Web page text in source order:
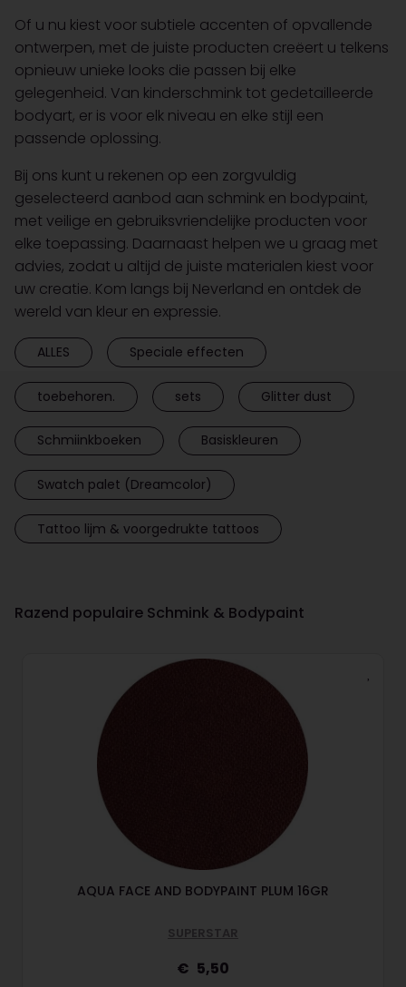
Of u nu kiest voor subtiele accenten of opvallende
ontwerpen, met de juiste producten creëert u telkens
opnieuw unieke looks die passen bij elke
gelegenheid. Van kinderschmink tot gedetailleerde
bodyart, er is voor elk niveau en elke stijl een
passende oplossing.
Bij ons kunt u rekenen op een zorgvuldig
geselecteerd aanbod aan schmink en bodypaint,
met veilige en gebruiksvriendelijke producten voor
elke toepassing. Daarnaast helpen we u graag met
advies, zodat u altijd de juiste materialen kiest voor
uw creatie. Kom langs bij Neverland en ontdek de
wereld van kleur en expressie.
ALLES Speciale effecten
toebehoren. sets Glitter dust
Schmiinkboeken Basiskleuren
Swatch palet (Dreamcolor)
Tattoo lijm & voorgedrukte tattoos
Razend populaire Schmink & Bodypaint
AQUA FACE AND BODYPAINT PLUM 16GR
SUPERSTAR
5,50